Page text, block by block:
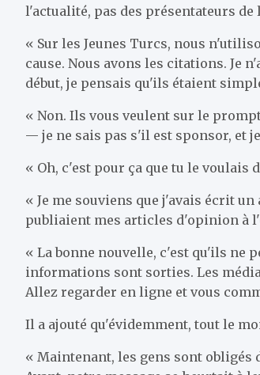
l'actualité, pas des présentateurs de
« Sur les Jeunes Turcs, nous
cause. Nous avons les citations. Je
début, je pensais qu'ils étaient
« Non. Ils vous veulent sur le
— je ne sais pas s'il est sponsor, et
« Oh, c'est pour ça que tu le voulais
« Je me souviens que j'avais écrit
publiaient mes articles d'opinion à
« La bonne nouvelle, c'est qu'ils ne
informations sont sorties. Les
Allez regarder en ligne et vous
Il a ajouté qu'évidemment, tout le
« Maintenant, les gens sont